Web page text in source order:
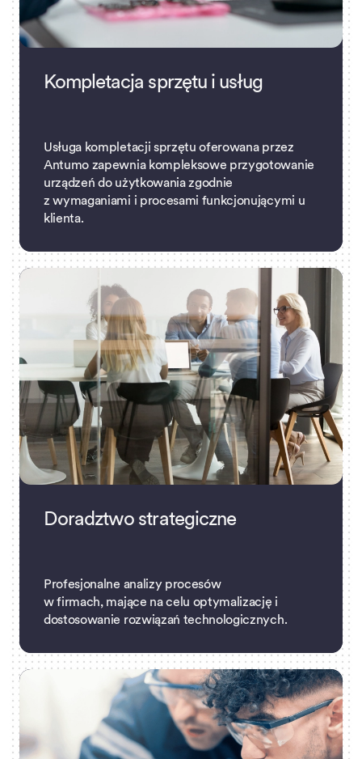
Kompletacja sprzętu i usług
Usługa kompletacji sprzętu oferowana przez
Antumo zapewnia kompleksowe przygotowanie
urządzeń do użytkowania zgodnie
z wymaganiami i procesami funkcjonującymi u
klienta.
Doradztwo strategiczne
Profesjonalne analizy procesów
w firmach, mające na celu optymalizację i
dostosowanie rozwiązań technologicznych.